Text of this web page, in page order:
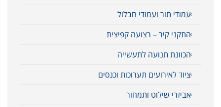
עמודי תור ועמודי חבלול
התקני קיר – רצועה קפיצית
הכוונת תנועה לתעשייה
ציוד לאירועים תערוכות וכנסים
אביזרי שילוט ותמחור